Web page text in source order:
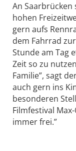
An
hohen
gern aufs
dem Fahrrad
Stunde am Tag
Zeit so zu
Familie”, sagt
auch gern ins
besonderen
Filmfestival
immer frei.”